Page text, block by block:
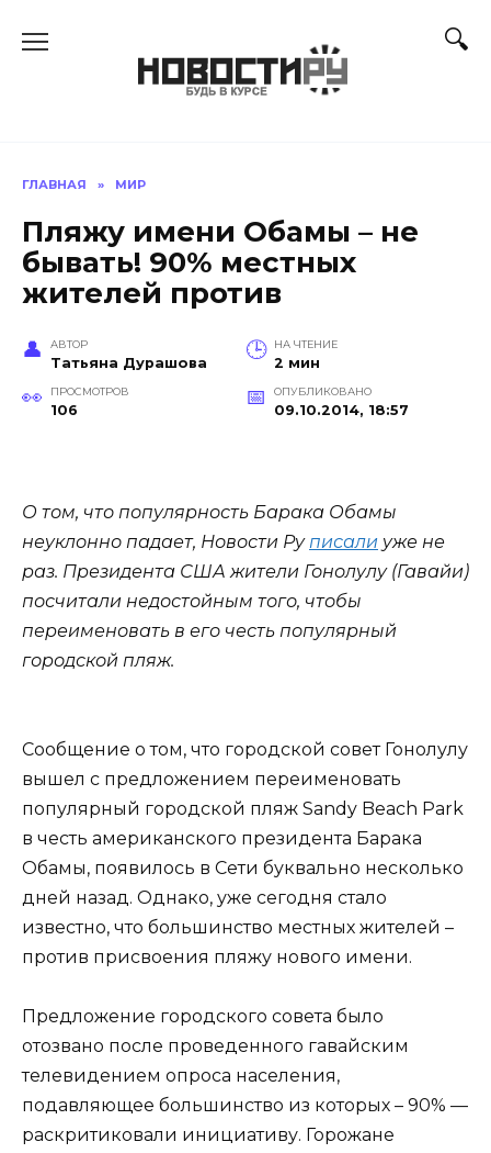
ГЛАВНАЯ » МИР
Пляжу имени Обамы – не
бывать! 90% местных
жителей против
АВТОР
Татьяна Дурашова
НА ЧТЕНИЕ
2 мин
ПРОСМОТРОВ
106
ОПУБЛИКОВАНО
09.10.2014, 18:57
О том, что популярность Барака Обамы
неуклонно падает, Новости Ру писали уже не
раз. Президента США жители Гонолулу (Гавайи)
посчитали недостойным того, чтобы
переименовать в его честь популярный
городской пляж.
Сообщение о том, что городской совет Гонолулу
вышел с предложением переименовать
популярный городской пляж Sandy Beach Park
в честь американского президента Барака
Обамы, появилось в Сети буквально несколько
дней назад. Однако, уже сегодня стало
известно, что большинство местных жителей –
против присвоения пляжу нового имени.
Предложение городского совета было
отозвано после проведенного гавайским
телевидением опроса населения,
подавляющее большинство из которых – 90% —
раскритиковали инициативу. Горожане